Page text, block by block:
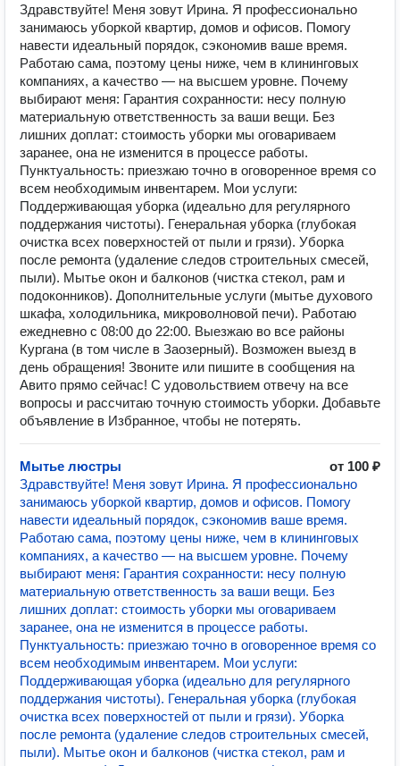
Здравствуйте! Меня зовут Ирина. Я профессионально
занимаюсь уборкой квартир, домов и офисов. Помогу
навести идеальный порядок, сэкономив ваше время.
Работаю сама, поэтому цены ниже, чем в клининговых
компаниях, а качество — на высшем уровне. Почему
выбирают меня: Гарантия сохранности: несу полную
материальную ответственность за ваши вещи. Без
лишних доплат: стоимость уборки мы оговариваем
заранее, она не изменится в процессе работы.
Пунктуальность: приезжаю точно в оговоренное время со
всем необходимым инвентарем. Мои услуги:
Поддерживающая уборка (идеально для регулярного
поддержания чистоты). Генеральная уборка (глубокая
очистка всех поверхностей от пыли и грязи). Уборка
после ремонта (удаление следов строительных смесей,
пыли). Мытье окон и балконов (чистка стекол, рам и
подоконников). Дополнительные услуги (мытье духового
шкафа, холодильника, микроволновой печи). Работаю
ежедневно с 08:00 до 22:00. Выезжаю во все районы
Кургана (в том числе в Заозерный). Возможен выезд в
день обращения! Звоните или пишите в сообщения на
Авито прямо сейчас! С удовольствием отвечу на все
вопросы и рассчитаю точную стоимость уборки. Добавьте
объявление в Избранное, чтобы не потерять.
Мытье люстры
от 100 ₽
Здравствуйте! Меня зовут Ирина. Я профессионально
занимаюсь уборкой квартир, домов и офисов. Помогу
навести идеальный порядок, сэкономив ваше время.
Работаю сама, поэтому цены ниже, чем в клининговых
компаниях, а качество — на высшем уровне. Почему
выбирают меня: Гарантия сохранности: несу полную
материальную ответственность за ваши вещи. Без
лишних доплат: стоимость уборки мы оговариваем
заранее, она не изменится в процессе работы.
Пунктуальность: приезжаю точно в оговоренное время со
всем необходимым инвентарем. Мои услуги:
Поддерживающая уборка (идеально для регулярного
поддержания чистоты). Генеральная уборка (глубокая
очистка всех поверхностей от пыли и грязи). Уборка
после ремонта (удаление следов строительных смесей,
пыли). Мытье окон и балконов (чистка стекол, рам и